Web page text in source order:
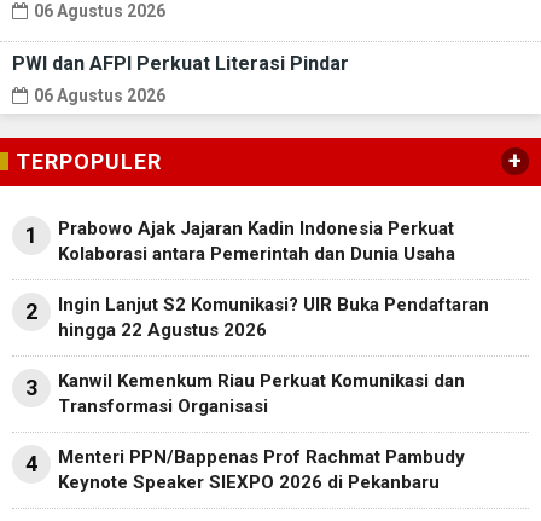
06 Agustus 2026
PWI dan AFPI Perkuat Literasi Pindar
06 Agustus 2026
TERPOPULER +
1
Prabowo Ajak Jajaran Kadin Indonesia Perkuat
Kolaborasi antara Pemerintah dan Dunia Usaha
2
Ingin Lanjut S2 Komunikasi? UIR Buka Pendaftaran
hingga 22 Agustus 2026
3
Kanwil Kemenkum Riau Perkuat Komunikasi dan
Transformasi Organisasi
4
Menteri PPN/Bappenas Prof Rachmat Pambudy
Keynote Speaker SIEXPO 2026 di Pekanbaru